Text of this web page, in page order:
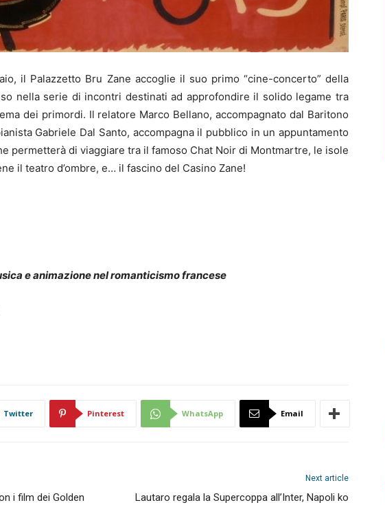
il Palazzetto Bru Zane accoglie il suo primo “cine-concerto” della
nella serie di incontri destinati ad approfondire il solido legame tra
dei primordi. Il relatore Marco Bellano, accompagnato dal Baritono
Gabriele Dal Santo, accompagna il pubblico in un appuntamento
permetterà di viaggiare tra il famoso Chat Noir di Montmartre, le isole
il teatro d’ombre, e… il fascino del Casino Zane!
e animazione nel romanticismo francese
Twitter Pinterest WhatsApp Email
i film dei Golden
Next article
Lautaro regala la Supercoppa all’Inter, Napoli ko